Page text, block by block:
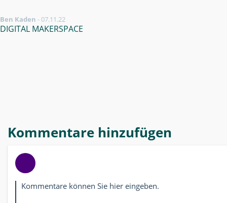
Ben Kaden -07.11.22
DIGITAL MAKERSPACE
Kommentare hinzufügen